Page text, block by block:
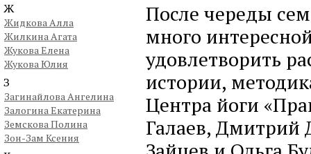
Ж
Жидкова Алла
Жилкина Агата
Жукова Елена
Жукова Юлия
З
Загинайлова Ангелина
Залогина Екатерина
Земскова Полина
Зон-Зам Ксения
После череды
много
удовлетворить
истории,
Центра йоги
Галаев,